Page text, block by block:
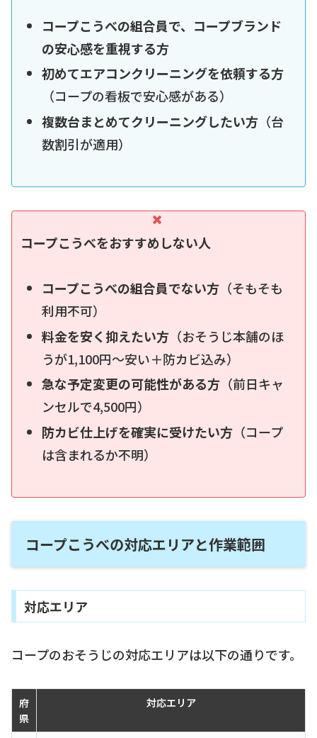
コープこうべの組合員で、コープブランド
の安心感を重視する方
初めてエアコンクリーニングを依頼する方
（コープの看板で安心感がある）
複数台まとめてクリーニングしたい方（台
数割引が適用）
コープこうべをおすすめしない人
コープこうべの組合員でない方（そもそも
利用不可）
料金を安く抑えたい方（おそうじ本舗のほ
うが1,100円〜安い＋防カビ込み）
急な予定変更の可能性がある方（前日キャ
ンセルで4,500円）
防カビ仕上げを確実に受けたい方（コープ
は含まれるか不明）
コープこうべの対応エリアと作業範囲
対応エリア
コープのおそうじの対応エリアは以下の通りです。
府
県
対応エリア